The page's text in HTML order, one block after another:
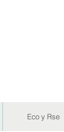
Eco y Rse